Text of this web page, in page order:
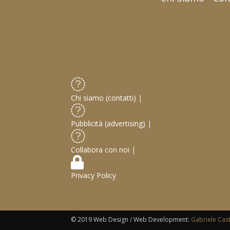
Chi siamo (contatti) |
Pubblicità (advertising) |
Collabora con noi |
Privacy Policy
© 2019 Web Design / Web Development: Gabriele